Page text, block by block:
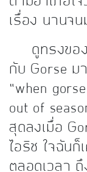
เรื่อง นานจ
ดูทรงของอ
กับ Gorse ม
“when
out of
สุดลงเมื่อ
ไอริช ใจฉันก็
ตลอดเวลา ถึ